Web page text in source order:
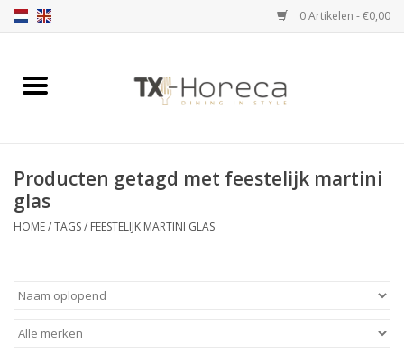
0 Artikelen - €0,00
Home
Catalogi
Partnership Qookingtable
Merken
Contact
Producten getagd met feestelijk martini
glas
HOME/TAGS/ FEESTELIJK MARTINI GLAS